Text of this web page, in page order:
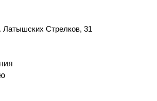
Латышских Стрелков, 31